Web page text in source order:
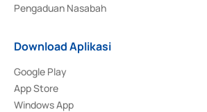
Pengaduan Nasabah
Download Aplikasi
Google Play
App Store
Windows App